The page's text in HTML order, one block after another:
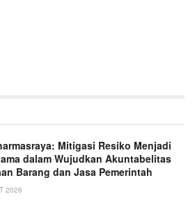
Mitigasi Resiko Menjadi
dalam Wujudkan Akuntabelitas
Barang dan Jasa Pemerintah
2026